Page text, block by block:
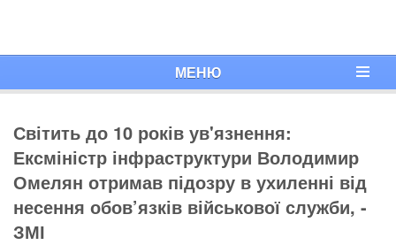
МЕНЮ
Світить до 10 років ув'язнення:
Ексміністр інфраструктури Володимир
Омелян отримав підозру в ухиленні від
несення обов’язків військової служби, -
ЗМІ